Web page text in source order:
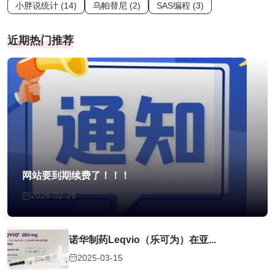
小胖说统计 (14)
乌帕替尼 (2) SAS编程 (3)
近期热门推荐
网站要到期续费了！！！
2026-02-26
诺华制药Leqvio（乐可为）在亚...
2025-03-15